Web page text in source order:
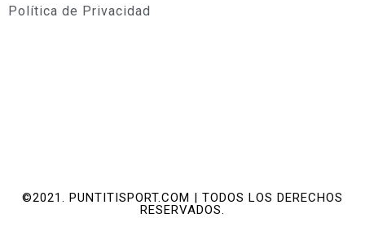
Política de Privacidad
©2021. PUNTITISPORT.COM | TODOS LOS DERECHOS
RESERVADOS.